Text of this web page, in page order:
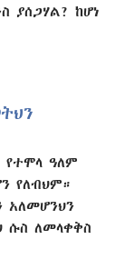
ያሰጋሃል? ከሆነ
ዓለም
የለብህም።
አለመሆንህን
ሱስ ለመላቀቅስ